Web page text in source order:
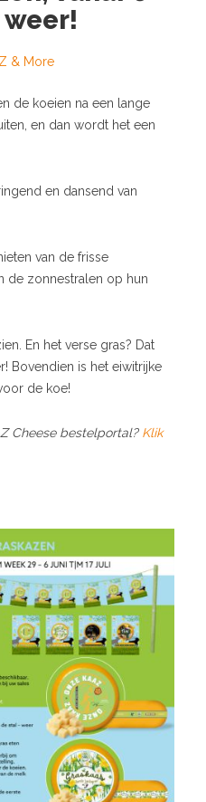
weer!
& More
de koeien na een lange
en dan wordt het een
en dansend van
van de frisse
de zonnestralen op hun
En het verse gras? Dat
Bovendien is het eiwitrijke
de koe!
Cheese bestelportal? Klik